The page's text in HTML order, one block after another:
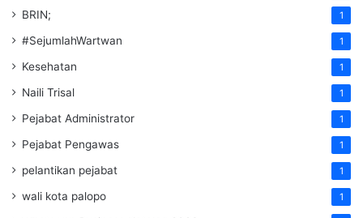
BRIN; 1
#SejumlahWartwan 1
Kesehatan 1
Naili Trisal 1
Pejabat Administrator 1
Pejabat Pengawas 1
pelantikan pejabat 1
wali kota palopo 1